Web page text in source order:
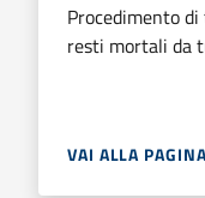
Procedimento
resti mortali da
VAI ALLA PAGINA